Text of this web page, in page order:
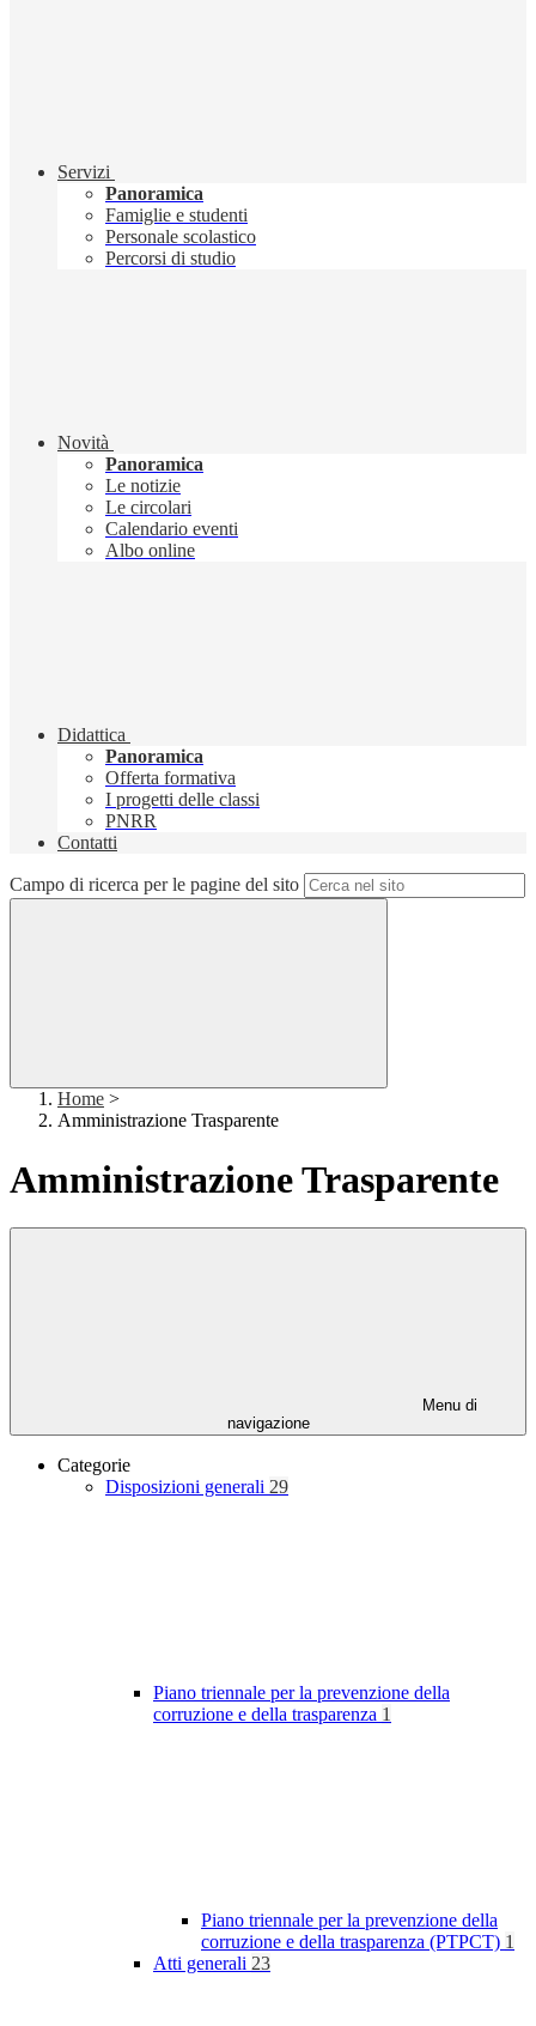
Servizi
Panoramica
Famiglie e studenti
Personale scolastico
Percorsi di studio
Novità
Panoramica
Le notizie
Le circolari
Calendario eventi
Albo online
Didattica
Panoramica
Offerta formativa
I progetti delle classi
PNRR
Contatti
Campo di ricerca per le pagine del sito
Home >
Amministrazione Trasparente
Amministrazione Trasparente
Menu di
navigazione
Categorie
Disposizioni generali 29
Piano triennale per la prevenzione della
corruzione e della trasparenza 1
Piano triennale per la prevenzione della
corruzione e della trasparenza (PTPCT) 1
Atti generali 23